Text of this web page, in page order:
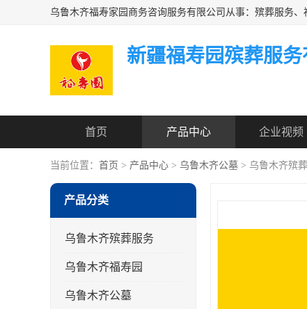
新疆福寿园殡葬服务
首页 产品中心 企业视频
当前位置： 首页 > 产品中心 > 乌鲁木齐公墓 > 乌鲁木齐殡
产品分类
乌鲁木齐殡葬服务
乌鲁木齐福寿园
乌鲁木齐公墓